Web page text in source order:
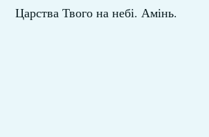
Царства Твого на небі. Амінь.